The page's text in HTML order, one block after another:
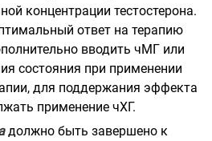
концентрации тестостерона.
ответ на терапию
вводить чМГ или
состояния при применении
для поддержания эффекта
применение чХГ.
должно быть завершено к